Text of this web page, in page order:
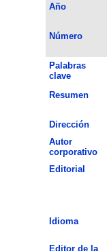
Año
Número
Palabras
clave
Resumen
Dirección
Autor
corporativo
Editorial
Idioma
Editor de la